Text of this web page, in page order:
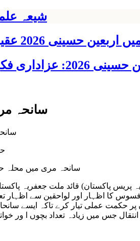
شیعہ
جوش و جذبے کے ساتھ منایا گیا، لاکھوں عزادار جلوسوں میں شریک
کی ترویج کا ذریعہ ہے، قائد ملت جعفریہ آیت اللہ سید ساجد علی نقوی
سانحہ
سانحہ مری میں محلہ حسین آباد ملتان کے ایک ہی
افسوس کا اظہار اور لواحقین سے
پر حکمت عملی تیار کرے تاکہ ایسے
ایک ہی خاندان کے 10افراد کا انتقال جس